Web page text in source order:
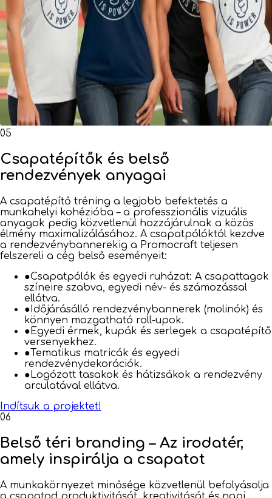
05
Csapatépítők és belső
rendezvények anyagai
A csapatépítő tréning a legjobb befektetés a
munkahelyi kohézióba – a professzionális vizuális
anyagok pedig közvetlenül hozzájárulnak a közös
élmény maximalizálásához. A csapatpólóktól kezdve
a rendezvénybannerekig a Promocraft teljesen
felszereli a cég belső eseményeit:
●Csapatpólók és egyedi ruházat: A csapattagok
színeire szabva, egyedi név- és számozással
ellátva.
●Időjárásálló rendezvénybannerek (molinók) és
könnyen mozgatható roll-upok.
● Egyedi érmek, kupák és serlegek a csapatépítő
versenyekhez.
●Tematikus matricák és egyedi
rendezvénydekorációk.
● Logózott tasakok és hátizsákok a rendezvény
arculatával ellátva.
Indítsuk a projektet!
06
Belső téri branding – Az irodatér,
amely inspirálja a csapatot
A munkakörnyezet minősége közvetlenül befolyásolja